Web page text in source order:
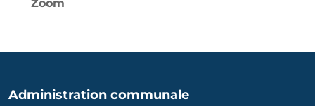
Zoom
Administration communale